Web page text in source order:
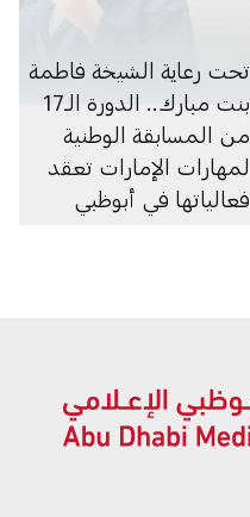
تحت رعاية الشيخة فاطمة
بنت مبارك.. الدورة الـ17
من المسابقة الوطنية
لمهارات الإمارات تعقد
فعالياتها في أبوظبي